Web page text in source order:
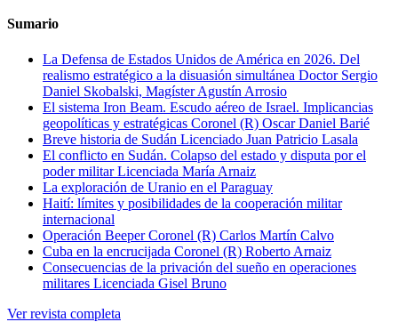
Sumario
La Defensa de Estados Unidos de América en 2026. Del
realismo estratégico a la disuasión simultánea Doctor Sergio
Daniel Skobalski, Magíster Agustín Arrosio
El sistema Iron Beam. Escudo aéreo de Israel. Implicancias
geopolíticas y estratégicas Coronel (R) Oscar Daniel Barié
Breve historia de Sudán Licenciado Juan Patricio Lasala
El conflicto en Sudán. Colapso del estado y disputa por el
poder militarLicenciada María Arnaiz
La exploración de Uranio en el Paraguay
Haití: límites y posibilidades de la cooperación militar
internacional
Operación BeeperCoronel (R) Carlos Martín Calvo
Cuba en la encrucijada Coronel (R) Roberto Arnaiz
Consecuencias de la privación del sueño en operaciones
militares Licenciada Gisel Bruno
Ver revista completa